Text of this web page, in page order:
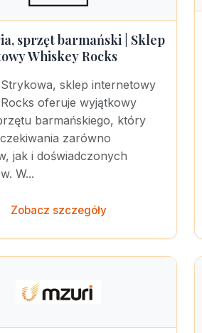
sprzęt barmański | Sklep
Whiskey Rocks
sklep internetowy
oferuje wyjątkowy
barmańskiego, który
zarówno
jak i doświadczonych
W...
Zobacz szczegóły